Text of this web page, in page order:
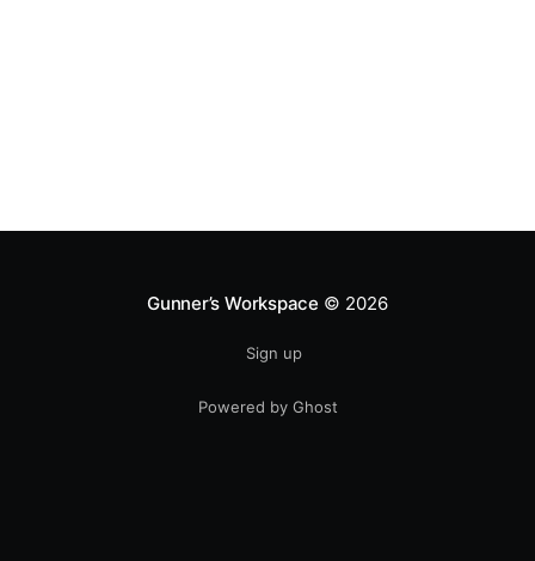
Gunner’s Workspace © 2026
Sign up
Powered by Ghost